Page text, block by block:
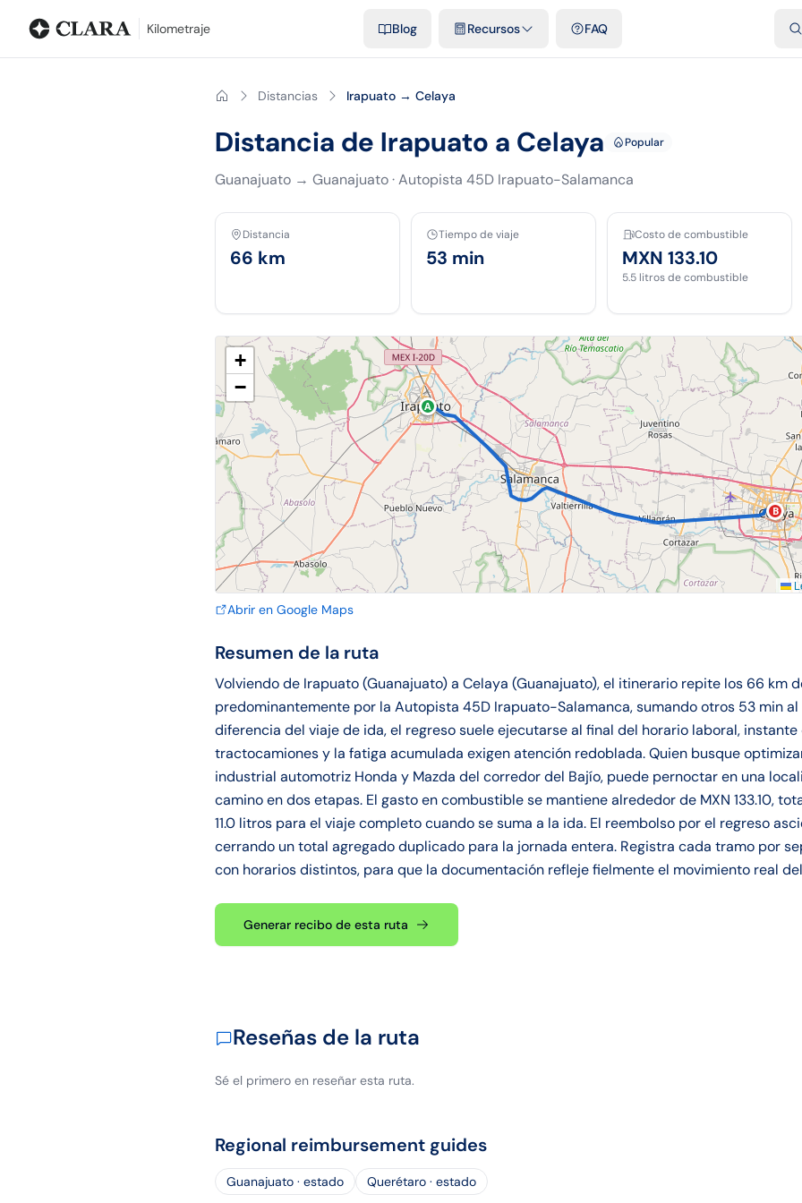
Kilometraje Blog Recursos FAQ
Distancias Irapuato → Celaya
Distancia de Irapuato a Celaya Popular
Guanajuato → Guanajuato·Autopista 45D Irapuato-Salamanca
Distancia
66 km
Tiempo de viaje
53 min
Costo de combustible
MXN 133.10
5.5 litros de combustible
A
B
+
−
Abrir en Google Maps
Resumen de la ruta
Volviendo de Irapuato (Guanajuato) a Celaya (Guanajuato), el itinerario repite los 66 km
predominantemente por la Autopista 45D Irapuato-Salamanca, sumando otros 53 min
diferencia del viaje de ida, el regreso suele ejecutarse al final del horario laboral,
tractocamiones y la fatiga acumulada exigen atención redoblada. Quien busque
industrial automotriz Honda y Mazda del corredor del Bajío, puede pernoctar en una
camino en dos etapas. El gasto en combustible se mantiene alrededor de MXN 133.10,
11.0 litros para el viaje completo cuando se suma a la ida. El reembolso por el regreso
cerrando un total agregado duplicado para la jornada entera. Registra cada tramo por
con horarios distintos, para que la documentación refleje fielmente el movimiento real
Generar recibo de esta ruta
Reseñas de la ruta
Sé el primero en reseñar esta ruta.
Regional reimbursement guides
Guanajuato · estado Querétaro · estado